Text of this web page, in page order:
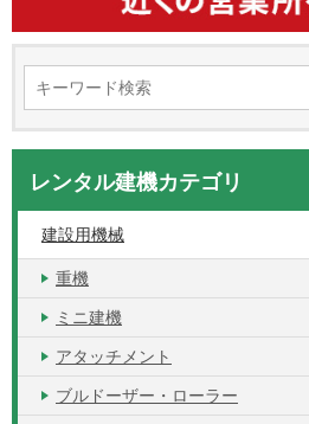
レンタル建機カテゴリ
建設用機械
重機
ミニ建機
アタッチメント
ブルドーザー・ローラー